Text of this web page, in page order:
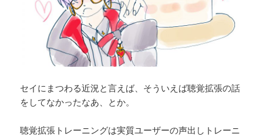
セイにまつわる近況と言えば、そういえば聴覚拡張の話
をしてなかったなあ、とか。
聴覚拡張トレーニングは実質ユーザーの声出しトレーニ